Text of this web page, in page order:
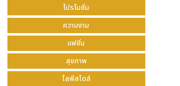
โปรโมชั่น
ความงาม
แฟชั่น
สุขภาพ
ไลฟ์สไตล์